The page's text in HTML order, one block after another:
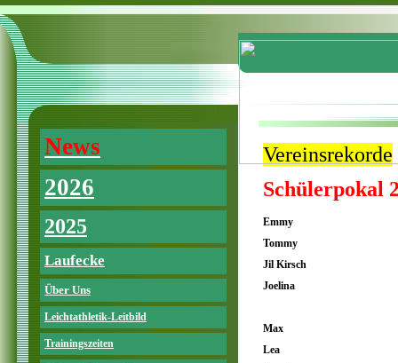
News
2026
2025
Laufecke
Über Uns
Leichtathletik-Leitbild
Trainingszeiten
Vereinsrekorde
Schülerpokal
Emmy
Tommy
Jil Kirsch
Joelina
Max
Lea